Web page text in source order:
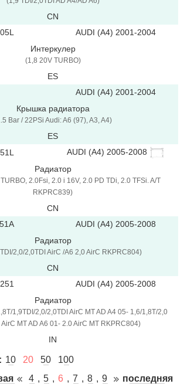
CN
AUDI (A4) 2001-2004
Интеркулер
(1,8 20V TURBO)
ES
AUDI (A4) 2001-2004
Крышка радиатора
Bar / 22PSi Audi: A6 (97), A3, A4)
ES
AUDI (A4) 2005-2008
Радиатор
2.0Fsi, 2.0 i 16V, 2.0 PD TDi, 2.0 TFSi. A/T
RKPRC839)
CN
AUDI (A4) 2005-2008
Радиатор
2,0/2,0TDI AirC /A6 2,0 AirC RKPRC804)
CN
AUDI (A4) 2005-2008
Радиатор
1,9TDI/2,0/2,0TDI AirC MT AD A4 05- 1,6/1,8T/2,0
MT AD A6 01- 2.0 AirC MT RKPRC804)
IN
10 20 50
100
4 5 6 7 8 9 последняя